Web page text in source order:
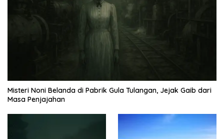
Misteri Noni Belanda di Pabrik Gula Tulangan, Jejak Gaib dari
Masa Penjajahan